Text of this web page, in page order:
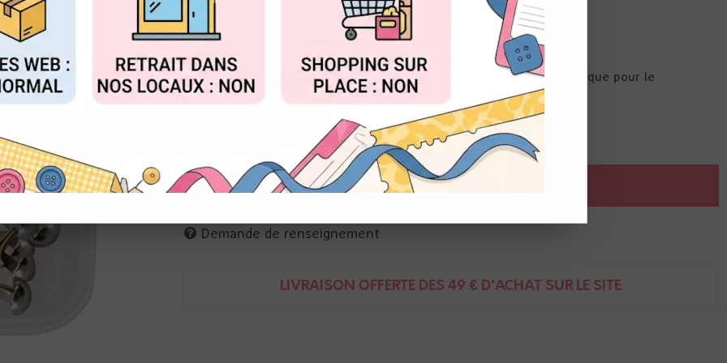
Réf. :CA3152
Marianne Design
100 attaches parisiennes présentées dans une boite réutilisable, pratique pour le
rangement
AJOUTER AU PANIER
Demande de renseignement
LIVRAISON OFFERTE DÈS 49 € D'ACHAT SUR LE SITE
ACCEPTER TOUT